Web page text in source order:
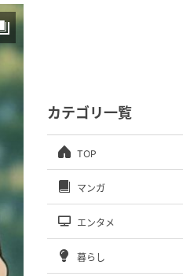
カテゴリ一覧
TOP
マンガ
エンタメ
暮らし